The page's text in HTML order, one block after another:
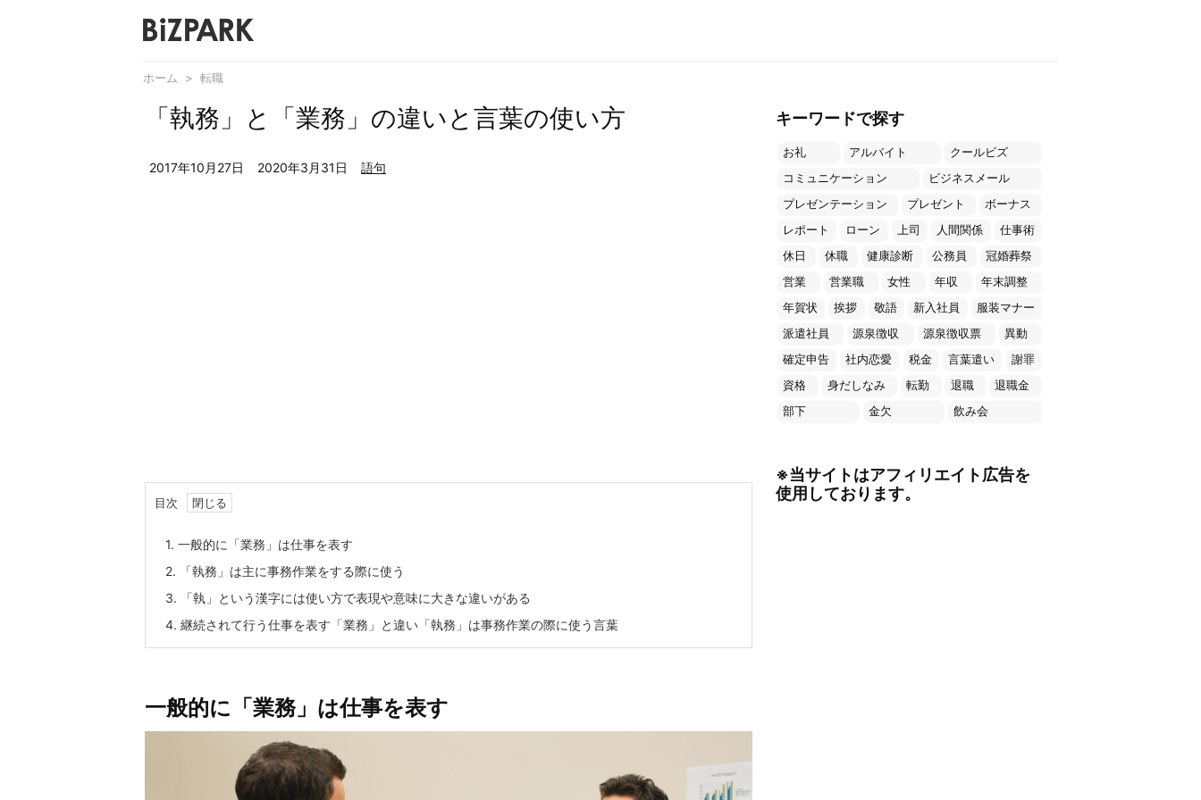
ホーム > 転職
「執務」と「業務」の違いと言葉の使い方
2017年10月27日 2020年3月31日 語句
目次
1. 一般的に「業務」は仕事を表す
2. 「執務」は主に事務作業をする際に使う
3. 「執」という漢字には使い方で表現や意味に大きな違いがある
4. 継続されて行う仕事を表す「業務」と違い「執務」は事務作業の際に使う言葉
一般的に「業務」は仕事を表す
キーワードで探す
お礼 アルバイト
クールビズ
コミュニケーション
ビジネスメール
プレゼンテーション
プレゼント
ボーナス
レポート
ローン 上司 人間関係
仕事術
休日
休職 健康診断 公務員
冠婚葬祭
営業
営業職 女性 年収
年末調整
年賀状
挨拶 敬語 新入社員
服装マナー
派遣社員
源泉徴収 源泉徴収票
異動
確定申告
社内恋愛 税金 言葉遣い
謝罪
資格
身だしなみ 転勤 退職
退職金
部下
金欠 飲み会
※当サイトはアフィリエイト広告を
使用しております。